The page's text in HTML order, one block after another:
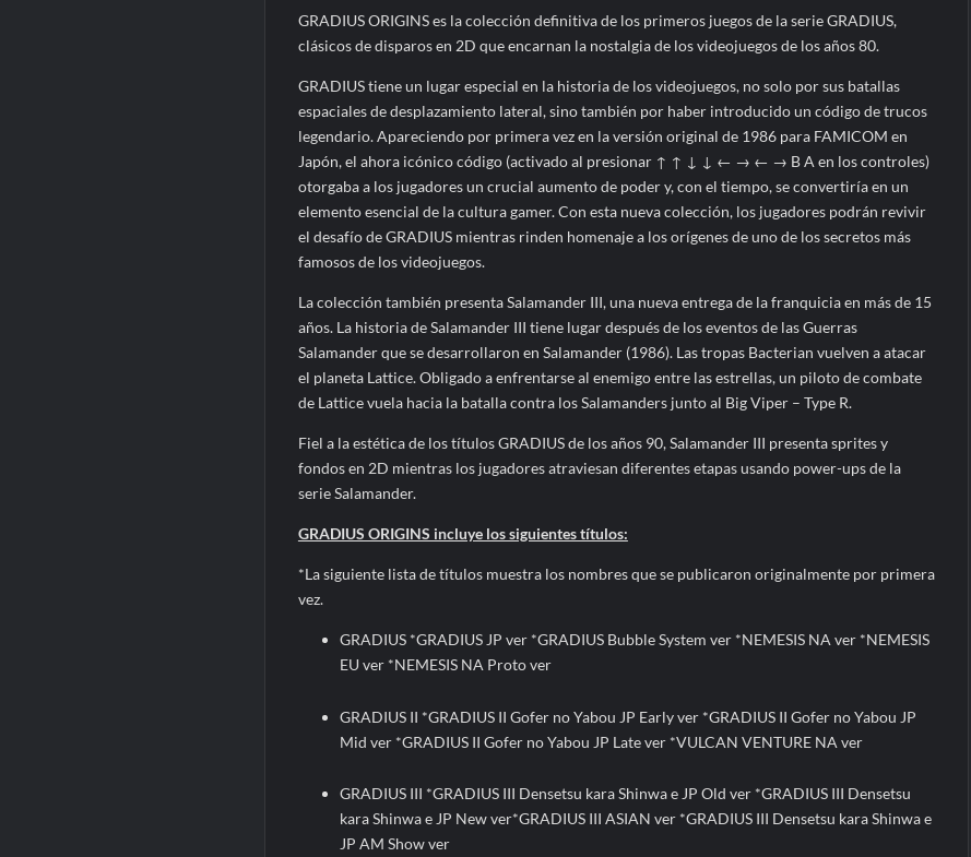
GRADIUS ORIGINS es la colección definitiva de los primeros juegos de la serie GRADIUS,
clásicos de disparos en 2D que encarnan la nostalgia de los videojuegos de los años 80.
GRADIUS tiene un lugar especial en la historia de los videojuegos, no solo por sus batallas
espaciales de desplazamiento lateral, sino también por haber introducido un código de trucos
legendario. Apareciendo por primera vez en la versión original de 1986 para FAMICOM en
Japón, el ahora icónico código (activado al presionar ↑ ↑ ↓ ↓ ← → ← → B A en los controles)
otorgaba a los jugadores un crucial aumento de poder y, con el tiempo, se convertiría en un
elemento esencial de la cultura gamer. Con esta nueva colección, los jugadores podrán revivir
el desafío de GRADIUS mientras rinden homenaje a los orígenes de uno de los secretos más
famosos de los videojuegos.
La colección también presenta Salamander III, una nueva entrega de la franquicia en más de 15
años. La historia de Salamander III tiene lugar después de los eventos de las Guerras
Salamander que se desarrollaron en Salamander (1986). Las tropas Bacterian vuelven a atacar
el planeta Lattice. Obligado a enfrentarse al enemigo entre las estrellas, un piloto de combate
de Lattice vuela hacia la batalla contra los Salamanders junto al Big Viper – Type R.
Fiel a la estética de los títulos GRADIUS de los años 90, Salamander III presenta sprites y
fondos en 2D mientras los jugadores atraviesan diferentes etapas usando power-ups de la
serie Salamander.
GRADIUS ORIGINS incluye los siguientes títulos:
*La siguiente lista de títulos muestra los nombres que se publicaron originalmente por primera
vez.
GRADIUS *GRADIUS JP ver *GRADIUS Bubble System ver *NEMESIS NA ver *NEMESIS
EU ver *NEMESIS NA Proto ver
GRADIUS II *GRADIUS II Gofer no Yabou JP Early ver *GRADIUS II Gofer no Yabou JP
Mid ver *GRADIUS II Gofer no Yabou JP Late ver *VULCAN VENTURE NA ver
GRADIUS III *GRADIUS III Densetsu kara Shinwa e JP Old ver *GRADIUS III Densetsu
kara Shinwa e JP New ver*GRADIUS III ASIAN ver *GRADIUS III Densetsu kara Shinwa e
JP AM Show ver